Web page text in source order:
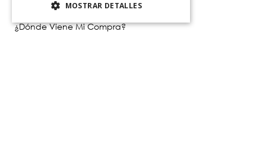
Centro De Ayuda
¿Dónde Viene Mi Compra?
MOSTRAR DETALLES